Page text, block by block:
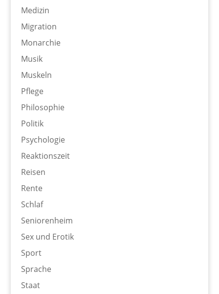
Medizin
Migration
Monarchie
Musik
Muskeln
Pflege
Philosophie
Politik
Psychologie
Reaktionszeit
Reisen
Rente
Schlaf
Seniorenheim
Sex und Erotik
Sport
Sprache
Staat